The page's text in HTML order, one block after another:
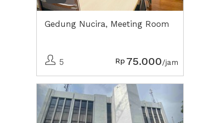
Gedung Nucira, Meeting Room
5 Rp 75.000/jam
Previous